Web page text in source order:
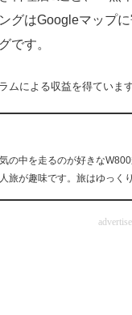
グはGoogleマップ
です。
ムによる収益を得ていま
の中を走るのが好きな
旅が趣味です。旅はゆっく